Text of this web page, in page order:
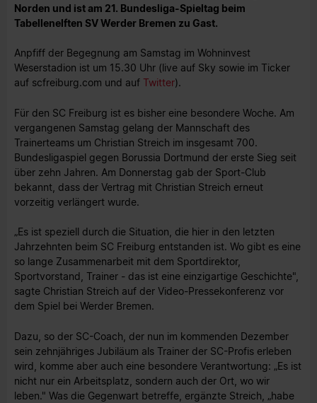
Norden und ist am 21. Bundesliga-Spieltag beim
Tabellenelften SV Werder Bremen zu Gast.
Anpfiff der Begegnung am Samstag im Wohninvest
Weserstadion ist um 15.30 Uhr (live auf Sky sowie im Ticker
auf scfreiburg.com und auf Twitter).
Für den SC Freiburg ist es bisher eine besondere Woche. Am
vergangenen Samstag gelang der Mannschaft des
Trainerteams um Christian Streich im insgesamt 700.
Bundesligaspiel gegen Borussia Dortmund der erste Sieg seit
über zehn Jahren. Am Donnerstag gab der Sport-Club
bekannt, dass der Vertrag mit Christian Streich erneut
vorzeitig verlängert wurde.
„Es ist speziell durch die Situation, die hier in den letzten
Jahrzehnten beim SC Freiburg entstanden ist. Wo gibt es eine
so lange Zusammenarbeit mit dem Sportdirektor,
Sportvorstand, Trainer - das ist eine einzigartige Geschichte",
sagte Christian Streich auf der Video-Pressekonferenz vor
dem Spiel bei Werder Bremen.
Dazu, so der SC-Coach, der nun im kommenden Dezember
sein zehnjähriges Jubiläum als Trainer der SC-Profis erleben
wird, komme aber auch eine besondere Verantwortung: „Es ist
nicht nur ein Arbeitsplatz, sondern auch der Ort, wo wir
leben." Was die Gegenwart betreffe, ergänzte Streich, „habe